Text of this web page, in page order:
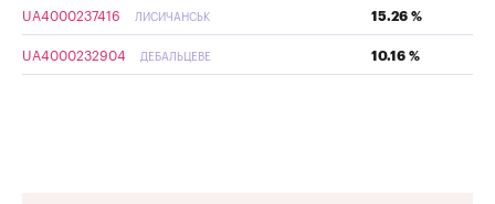
UA4000237416 ЛИСИЧАНСЬК 15.26 %
UA4000232904 ДЕБАЛЬЦЕВЕ 10.16 %